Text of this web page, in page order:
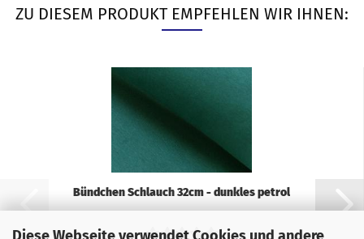
Diese Webseite verwendet Cookies und andere
ZU DIESEM PRODUKT EMPFEHLEN WIR IHNEN:
Bündchen Schlauch 32cm - dunkles petrol